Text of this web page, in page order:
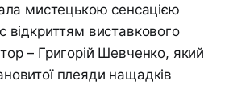
мистецькою сенсацією
відкриттям виставкового
– Григорій Шевченко, який
плеяди нащадків